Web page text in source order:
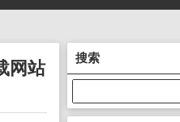
网站
搜索